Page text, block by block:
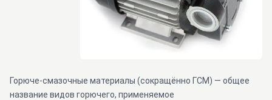
Горюче-смазочные материалы (сокращённо ГСМ) — общее
название видов горючего, применяемое